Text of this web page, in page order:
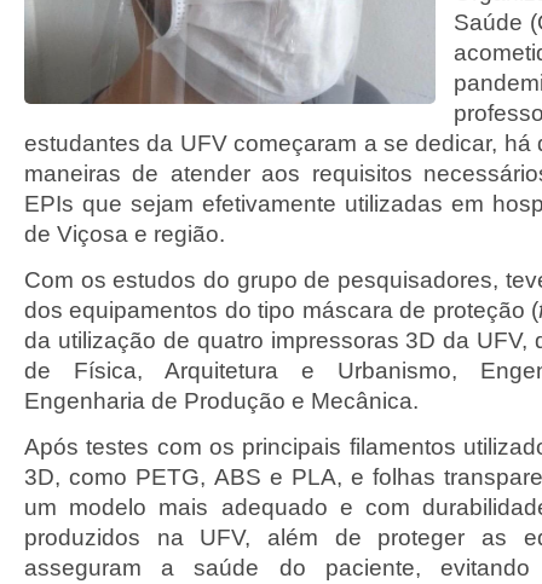
Saúde
estudantes da UFV começaram a se dedicar, há
maneiras de atender aos requisitos
EPIs que sejam efetivamente utilizadas em
de Viçosa e região.
Com os estudos do grupo de pesquisadores,
dos equipamentos do tipo máscara de proteção (
da utilização de quatro impressoras 3D da UFV,
de Física, Arquitetura e Urbanismo,
Engenharia de Produção e Mecânica.
Após testes com os principais filamentos
3D, como PETG, ABS e PLA, e folhas
um modelo mais adequado e com
produzidos na UFV, além de proteger as
asseguram a saúde do paciente,